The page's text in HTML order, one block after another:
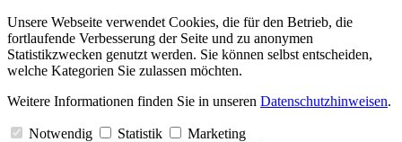
Unsere Webseite verwendet Cookies, die für den Betrieb, die
fortlaufende Verbesserung der Seite und zu anonymen
Statistikzwecken genutzt werden. Sie können selbst entscheiden,
welche Kategorien Sie zulassen möchten.
Weitere Informationen finden Sie in unseren Datenschutzhinweisen.
Notwendig Statistik Marketing